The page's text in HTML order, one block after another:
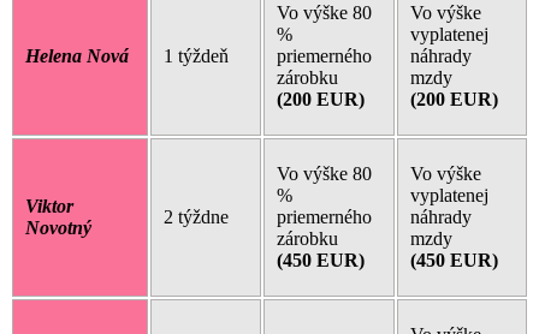
Helena Nová 1 týždeň
Vo výške 80
%
priemerného
zárobku
(200 EUR)
Vo výške
vyplatenej
náhrady
mzdy
(200 EUR)
Viktor
Novotný
2 týždne
Vo výške 80
%
priemerného
zárobku
(450 EUR)
Vo výške
vyplatenej
náhrady
mzdy
(450 EUR)